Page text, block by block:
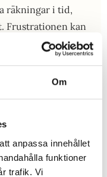
Om
anpassa innehållet
funktioner
trafik. Vi
räkningar i tid,
Frustrationen kan
En gedigen
hjälper dig att
diagnos och